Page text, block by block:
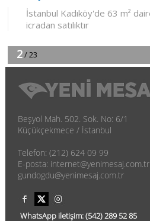
Beşyol Mah. 502. Sok. No: 6/1
Küçükçekmece / İstanbul
Telefon: (212) 624 09 99
E-posta: internet@yenimesaj.com.tr
gundogdu@yenimesaj.com.tr
WhatsApp iletişim:(542)289 52 85